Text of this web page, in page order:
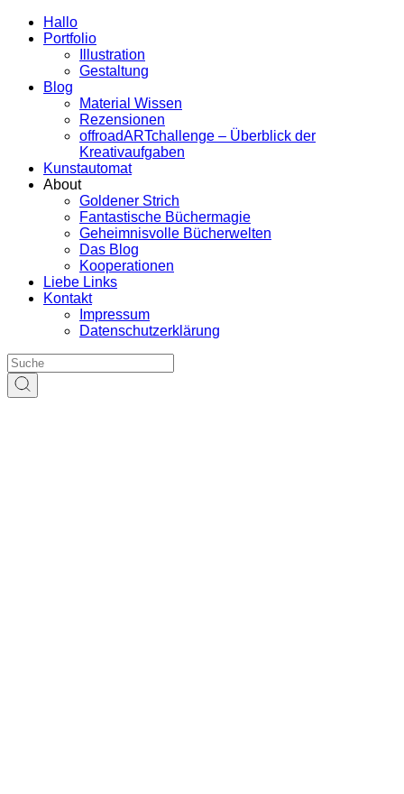
Hallo
Portfolio
Illustration
Gestaltung
Blog
Material Wissen
Rezensionen
offroadARTchallenge – Überblick der
Kreativaufgaben
Kunstautomat
About
Goldener Strich
Fantastische Büchermagie
Geheimnisvolle Bücherwelten
Das Blog
Kooperationen
Liebe Links
Kontakt
Impressum
Datenschutzerklärung